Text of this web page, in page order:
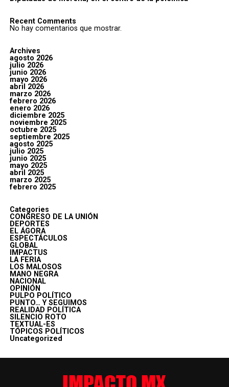
Recent Comments
No hay comentarios que mostrar.
Archives
agosto 2026
julio 2026
junio 2026
mayo 2026
abril 2026
marzo 2026
febrero 2026
enero 2026
diciembre 2025
noviembre 2025
octubre 2025
septiembre 2025
agosto 2025
julio 2025
junio 2025
mayo 2025
abril 2025
marzo 2025
febrero 2025
Categories
CONGRESO DE LA UNIÓN
DEPORTES
EL ÁGORA
ESPECTÁCULOS
GLOBAL
IMPACTUS
LA FERIA
LOS MALOSOS
MANO NEGRA
NACIONAL
OPINIÓN
PULPO POLÍTICO
PUNTO… Y SEGUIMOS
REALIDAD POLÍTICA
SILENCIO ROTO
TEXTUAL-ES
TÓPICOS POLÍTICOS
Uncategorized